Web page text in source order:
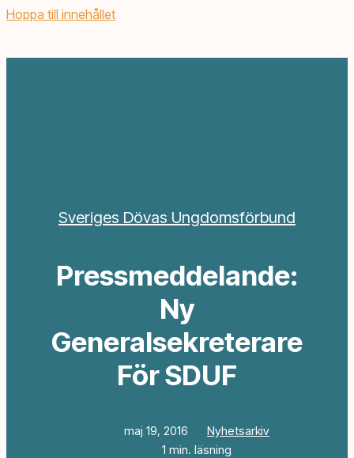
Hoppa till innehållet
Sveriges Dövas Ungdomsförbund
Pressmeddelande:
Ny
Generalsekreterare
För SDUF
maj 19, 2016
Nyhetsarkiv
1 min. läsning